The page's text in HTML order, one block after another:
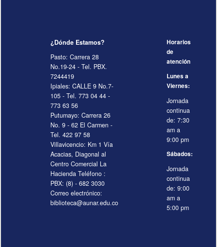
¿Dónde Estamos?
Pasto: Carrera 28
No.19-24 - Tel. PBX.
7244419
Ipiales: CALLE 9 No.7-
105 - Tel. 773 04 44 -
773 63 56
Putumayo: Carrera 26
No. 9 - 62 El Carmen -
Tel. 422 97 58
Villavicencio: Km 1 Vía
Acacias, Diagonal al
Centro Comercial La
Hacienda Teléfono :
PBX: (8) - 682 3030
Correo electrónico:
biblioteca@aunar.edu.co
Horarios
de
atención
Lunes a
Viernes:
Jornada
continua
de: 7:30
am a
9:00 pm
Sábados:
Jornada
continua
de: 9:00
am a
5:00 pm